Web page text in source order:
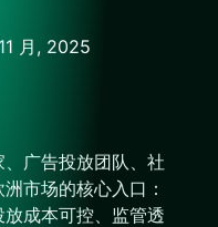
月, 2025
广告投放团队、社
市场的核心入口：
成本可控、监管透